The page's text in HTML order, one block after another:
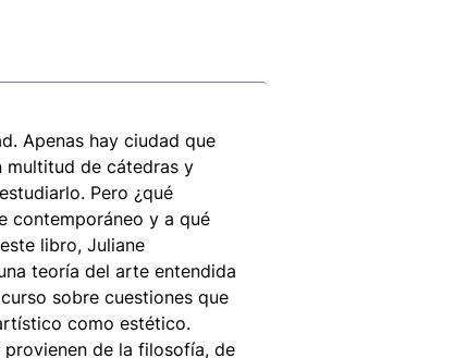
Apenas hay ciudad que
multitud de cátedras y
Pero ¿qué
contemporáneo y a qué
libro, Juliane
teoría del arte entendida
sobre cuestiones que
como estético.
de la filosofía, de